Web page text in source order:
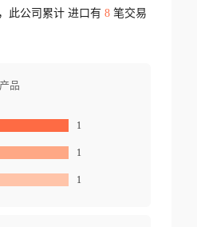
此公司累计 进口有 8笔交易
品
1
1
1